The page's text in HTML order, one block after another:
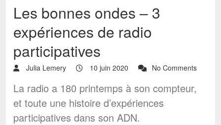
Les bonnes ondes – 3
expériences de radio
participatives
Julia Lemery 10 juin 2020 No Comments
La radio a 180 printemps à son compteur,
et toute une histoire d’expériences
participatives dans son ADN.